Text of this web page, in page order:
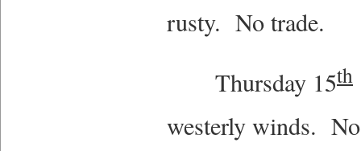
rusty. No trade.
Thursday 15th
westerly winds.